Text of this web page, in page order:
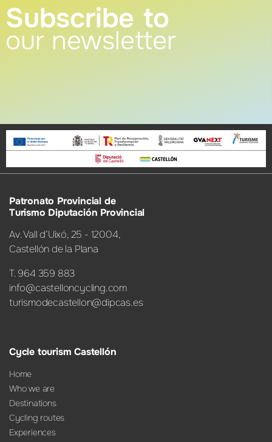
Subscribe to
our newsletter
Patronato Provincial de
Turismo Diputación Provincial
Av. Vall d’Uixó, 25 - 12004,
Castellón de la Plana
T. 964 359 883
info@castelloncycling.com
turismodecastellon@dipcas.es
Cycle tourism Castellón
Home
Who we are
Destinations
Cycling routes
Experiences